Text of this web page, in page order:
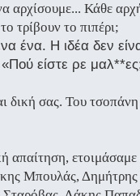
αρχίσουμε... Κάθε
τρίβουν το πιπέρι;
ένα. Η ιδέα δεν
«Πού είστε ρε
δική σας. Του
απαίτηση,
Μπουλάς,